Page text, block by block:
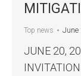
Top news June
JUNE 20,